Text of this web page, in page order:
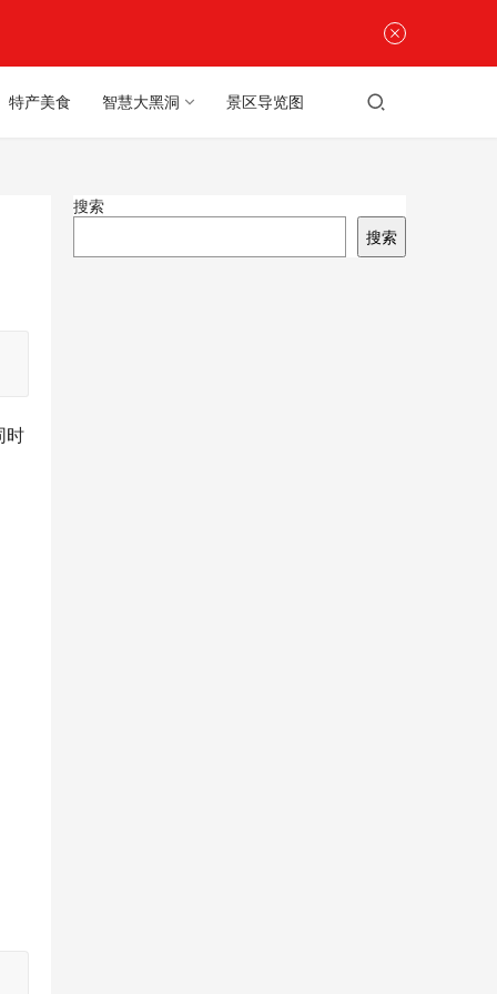
特产美食 智慧大黑洞 景区导览图
时
搜索
搜索